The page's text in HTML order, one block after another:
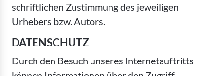
schriftlichen Zustimmung des jeweiligen
Urhebers bzw. Autors.
DATENSCHUTZ
Durch den Besuch unseres Internetauftritts